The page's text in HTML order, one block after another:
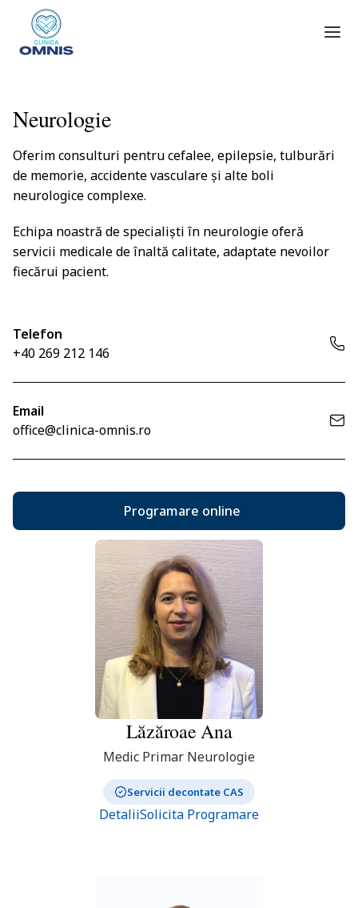
Neurologie
Oferim consulturi pentru cefalee, epilepsie, tulburări
de memorie, accidente vasculare și alte boli
neurologice complexe.
Echipa noastră de specialiști în neurologieoferă
servicii medicale de înaltă calitate, adaptate nevoilor
fiecărui pacient.
Telefon
+40 269 212 146
Email
office@clinica-omnis.ro
Programare online
LăzăroaeAna
Medic Primar Neurologie
Servicii decontate CAS
DetaliiSolicita Programare